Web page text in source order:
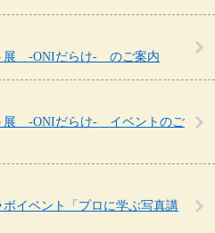
-ONIだらけ- のご案内
-ONIだらけ- イベントのご
イベント「プロに学ぶ写真講